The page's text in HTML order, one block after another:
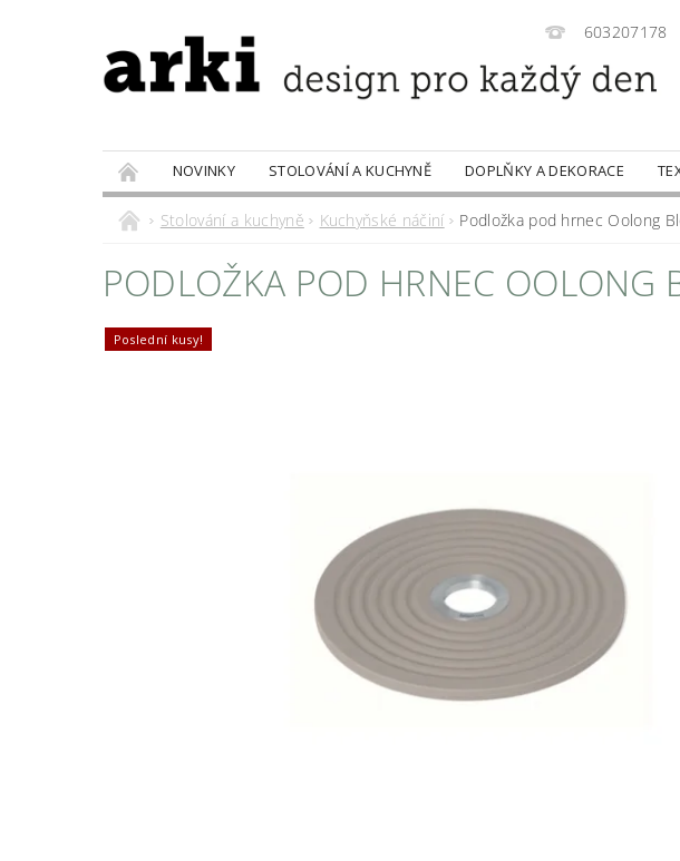
603207178
NOVINKY STOLOVÁNÍ A KUCHYNĚ DOPLŇKY A DEKORACE
PRODÁVANÉ ZNAČKY
DOBROTY
Stolování a kuchyně Kuchyňské náčiní Podložka pod hrnec Oolong
PODLOŽKA POD HRNEC OOLONG
Poslední kusy!